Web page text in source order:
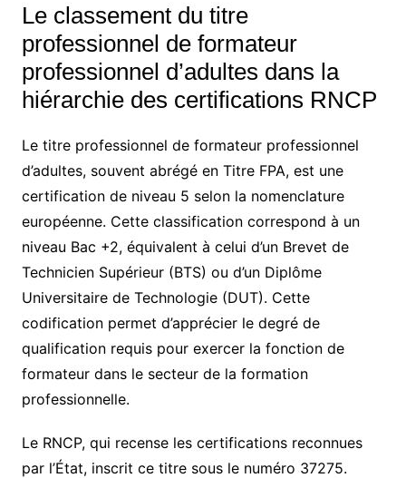
Le classement du titre
professionnel de formateur
professionnel d’adultes dans la
hiérarchie des certifications RNCP
Le titre professionnel de formateur professionnel
d’adultes, souvent abrégé en Titre FPA, est une
certification de niveau 5 selon la nomenclature
européenne. Cette classification correspond à un
niveau Bac +2, équivalent à celui d’un Brevet de
Technicien Supérieur (BTS) ou d’un Diplôme
Universitaire de Technologie (DUT). Cette
codification permet d’apprécier le degré de
qualification requis pour exercer la fonction de
formateur dans le secteur de la formation
professionnelle.
Le RNCP, qui recense les certifications reconnues
par l’État, inscrit ce titre sous le numéro 37275.